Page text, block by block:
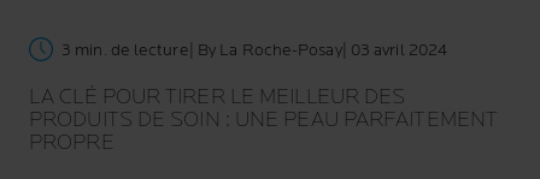
3 min. de lecture | By La Roche-Posay| 03 avril 2024
LA CLÉ POUR TIRER LE MEILLEUR DES
PRODUITS DE SOIN : UNE PEAU PARFAITEMENT
PROPRE